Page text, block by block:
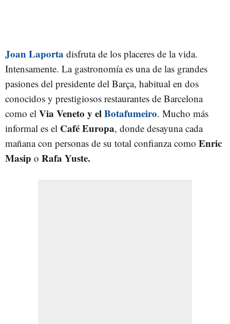
Joan Laporta disfruta de los placeres de la vida.
Intensamente. La gastronomía es una de las grandes
pasiones del presidente del Barça, habitual en dos
conocidos y prestigiosos restaurantes de Barcelona
como el Via Veneto y elBotafumeiro. Mucho más
informal es el Café Europa, donde desayuna cada
mañana con personas de su total confianza como Enric
Masip o Rafa Yuste.